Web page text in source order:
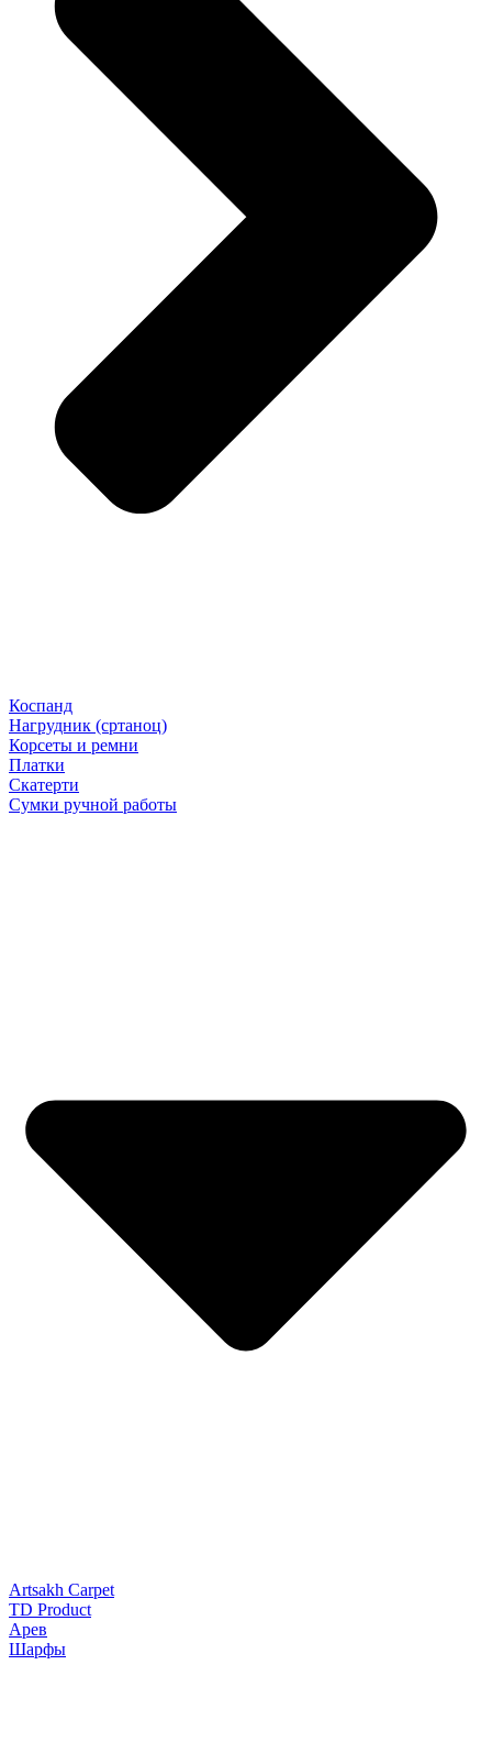
Коспанд
Нагрудник (сртаноц)
Корсеты и ремни
Платки
Скатерти
Сумки ручной работы
Artsakh Carpet
TD Product
Арев
Шарфы